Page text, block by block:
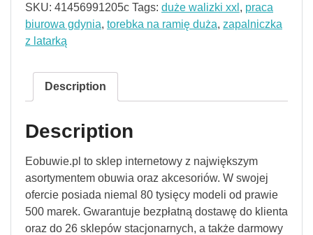
SKU: 41456991205c Tags: duże walizki xxl , praca
biurowa gdynia, torebka na ramię duża, zapalniczka
z latarką
Description
Description
Eobuwie.pl to sklep internetowy z największym
asortymentem obuwia oraz akcesoriów. W swojej
ofercie posiada niemal 80 tysięcy modeli od prawie
500 marek. Gwarantuje bezpłatną dostawę do klienta
oraz do 26 sklepów stacjonarnych, a także darmowy